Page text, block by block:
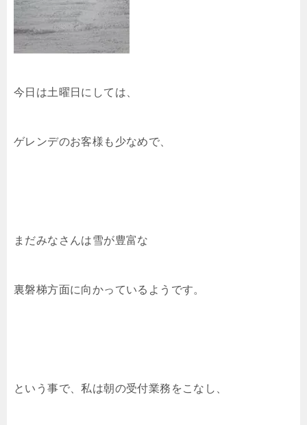
今日は土曜日にしては、
ゲレンデのお客様も少なめで、
まだみなさんは雪が豊富な
裏磐梯方面に向かっているようです。
という事で、私は朝の受付業務をこなし、